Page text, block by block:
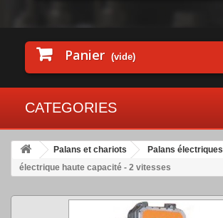
Panier (vide)
CATEGORIES
Palans et chariots Palans électriques
électrique haute capacité - 2 vitesses